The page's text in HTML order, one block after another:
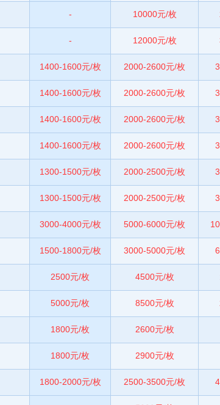
- 10000元/枚
- 12000元/枚
1400-1600元/枚 2000-2600元/枚
1400-1600元/枚 2000-2600元/枚
1400-1600元/枚 2000-2600元/枚
1400-1600元/枚 2000-2600元/枚
1300-1500元/枚 2000-2500元/枚
1300-1500元/枚 2000-2500元/枚
3000-4000元/枚 5000-6000元/枚
1500-1800元/枚 3000-5000元/枚
2500元/枚 4500元/枚
5000元/枚 8500元/枚
1800元/枚 2600元/枚
1800元/枚 2900元/枚
1800-2000元/枚 2500-3500元/枚